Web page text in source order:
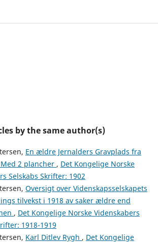
by the same author(s)
En ældre Jernalders Gravplads fra
2 plancher , Det Kongelige Norske
Selskabs Skrifter: 1902
Oversigt over Videnskapsselskapets
tilvekst i 1918 av saker ældre end
, Det Kongelige Norske Videnskabers
1918-1919
Karl Ditlev Rygh , Det Kongelige